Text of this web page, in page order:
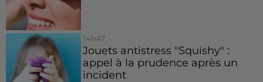
14h47
Jouets antistress "Squishy" :
appel à la prudence après un
incident